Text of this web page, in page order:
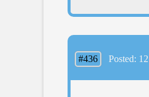
#436 Posted: